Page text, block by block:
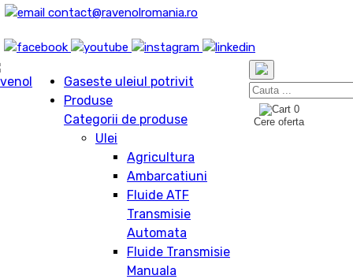
contact@ravenolromania.ro
Gaseste uleiul potrivit
Produse
Categorii de produse
Ulei
Agricultura
Ambarcatiuni
Fluide ATF
Transmisie
Automata
Fluide Transmisie
Manuala
0
Cere oferta